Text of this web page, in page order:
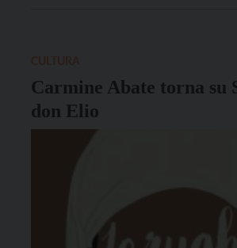
Carmine Abate torna su
don Elio